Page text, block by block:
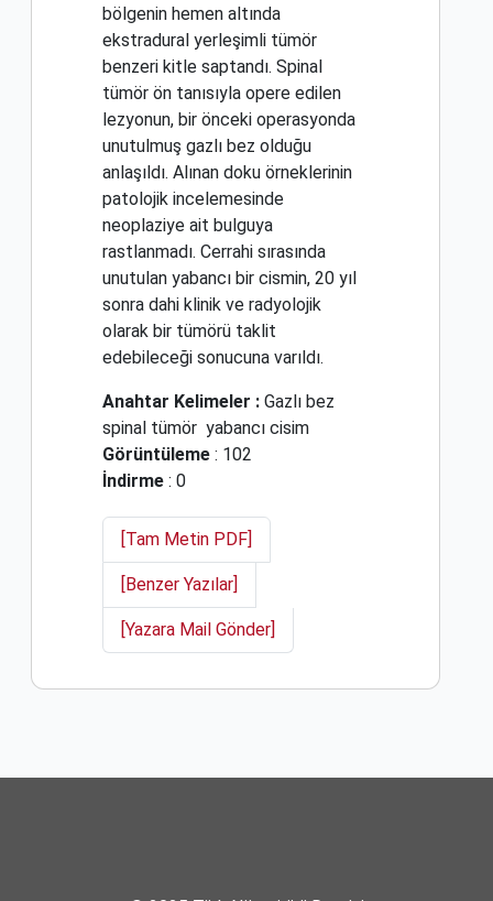
bölgenin hemen altında
ekstradural yerleşimli tümör
benzeri kitle saptandı. Spinal
tümör ön tanısıyla opere edilen
lezyonun, bir önceki operasyonda
unutulmuş gazlı bez olduğu
anlaşıldı. Alınan doku örneklerinin
patolojik incelemesinde
neoplaziye ait bulguya
rastlanmadı. Cerrahi sırasında
unutulan yabancı bir cismin, 20 yıl
sonra dahi klinik ve radyolojik
olarak bir tümörü taklit
edebileceği sonucuna varıldı.
Anahtar Kelimeler : Gazlı bez
spinal tümör yabancı cisim
Görüntüleme : 102
İndirme : 0
[Tam Metin PDF]
[Benzer Yazılar]
[Yazara Mail Gönder]